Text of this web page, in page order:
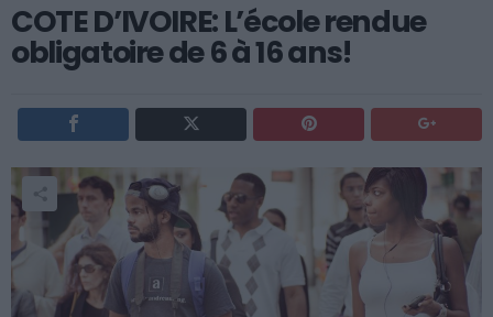
COTE D’IVOIRE: L’école rendue
obligatoire de 6 à 16 ans!